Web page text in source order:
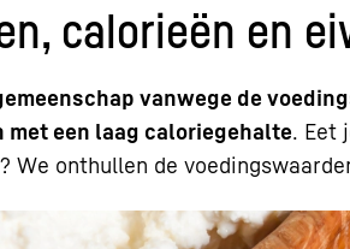
calorieën en
vanwege de
een laag caloriegehalte. Eet
onthullen de